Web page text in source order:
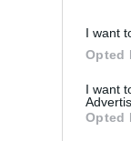
I want
Opted
I want
Opted